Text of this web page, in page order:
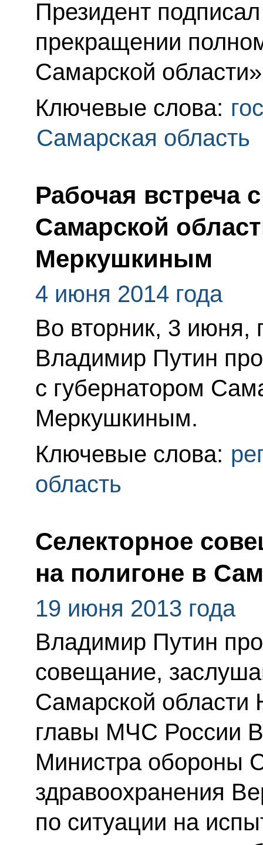
Президент
прекращении
Самарской
Ключевые слова:
Самарская область
Рабочая встреча
Самарской
Меркушкиным
4 июня 2014 года
Во вторник, 3 июня,
Владимир Путин
с губернатором
Меркушкиным.
Ключевые слова:
область
Селекторное
на полигоне в
19 июня 2013 года
Владимир Путин
совещание,
Самарской области
главы МЧС России
Министра обороны
здравоохранения
по ситуации на